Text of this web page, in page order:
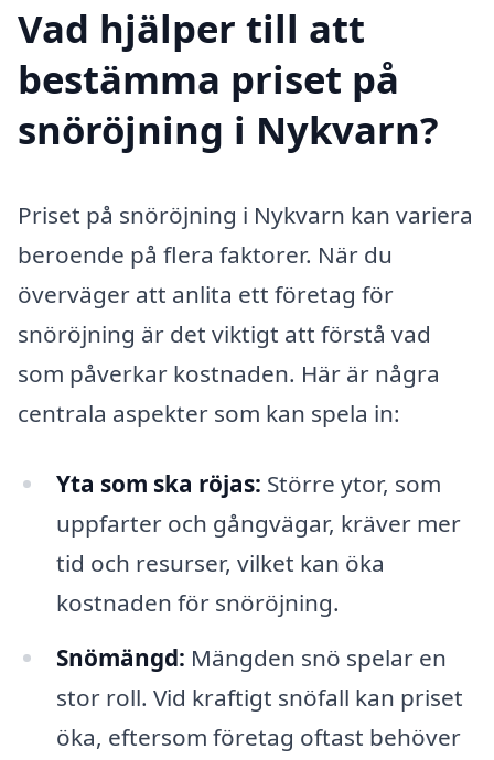
Vad hjälper till att
bestämma priset på
snöröjning i Nykvarn?
Priset på snöröjning i Nykvarn kan variera
beroende på flera faktorer. När du
överväger att anlita ett företag för
snöröjning är det viktigt att förstå vad
som påverkar kostnaden. Här är några
centrala aspekter som kan spela in:
Yta som ska röjas: Större ytor, som
uppfarter och gångvägar, kräver mer
tid och resurser, vilket kan öka
kostnaden för snöröjning.
Snömängd: Mängden snö spelar en
stor roll. Vid kraftigt snöfall kan priset
öka, eftersom företag oftast behöver